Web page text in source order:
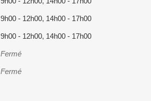
9h00 - 12h00, 14h00 - 17h00
9h00 - 12h00, 14h00 - 17h00
Fermé
Fermé